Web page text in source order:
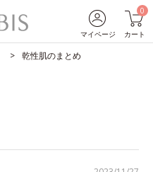
マイページ
0
カート
乾性肌のまとめ